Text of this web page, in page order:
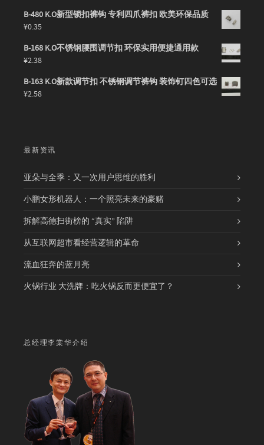
B-480 K.O新型锁扣裤钩 专利四爪裤扣 欧美环保品质
¥0.35
B-168 K.O不锈钢腰围调节扣 环保实用便捷通用款
¥2.38
B-163 K.O新款调节扣 不锈钢调节裤钩 装饰钉四色可选
¥2.58
最新资讯
亚朵与全季：又一次用户思维的胜利
小鹏女形机器人：一个照亮未来的豪赌
拆解高德扫街榜的 “真实” 陷阱
从互联网超市看经营逻辑的革命
流血狂奔的蓝月亮
火锅行业 大洗牌：吃火锅反而更便宜了？
总经理李棠华介绍